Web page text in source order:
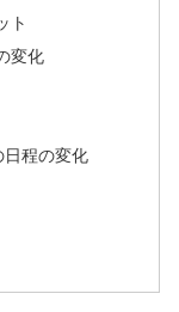
ト
変化
日程の変化